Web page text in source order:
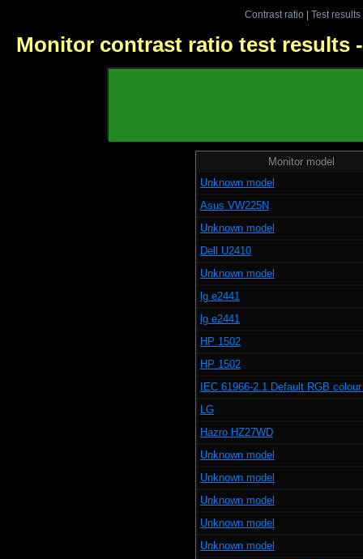
Contrast ratio| Test results
Monitor contrast ratio test results
Monitor model
Unknown model
Asus VW225N
Unknown model
Dell U2410
Unknown model
lg e2441
lg e2441
HP 1502
HP 1502
IEC 61966-2.1 Default RGB
LG
Hazro HZ27WD
Unknown model
Unknown model
Unknown model
Unknown model
Unknown model